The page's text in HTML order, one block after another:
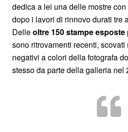
dedica a lei una delle mostre
dopo i lavori di rinnovo durati tre
Delleoltre 150 stampe esposte
sono ritrovamenti recenti, scovati
negativi a colori della fotografa
stesso da parte della galleria nel